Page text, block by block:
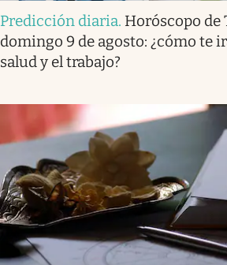
Predicción diaria. Horóscopo de
domingo 9 de agosto: ¿cómo te
salud y el trabajo?